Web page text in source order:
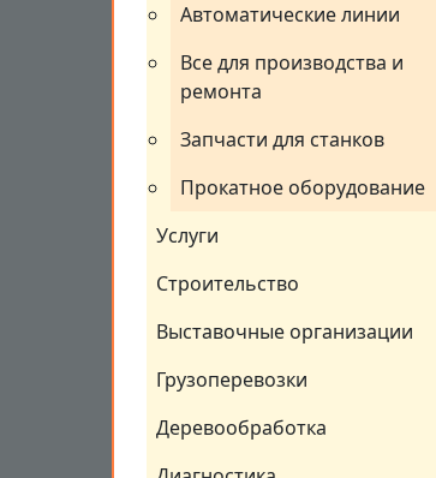
Автоматические линии
Все для производства и
ремонта
Запчасти для станков
Прокатное оборудование
Услуги
Строительство
Выставочные организации
Грузоперевозки
Деревообработка